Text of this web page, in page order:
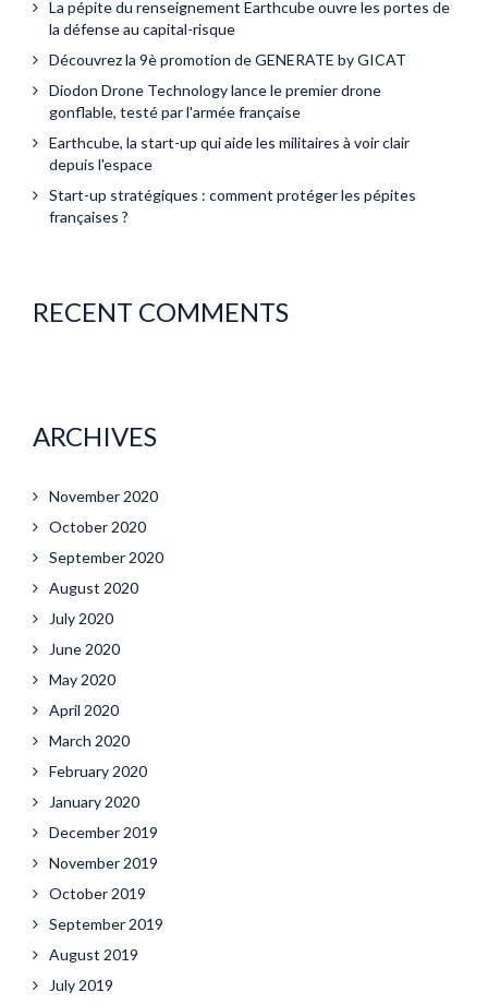
La pépite du renseignement Earthcube ouvre les portes de
la défense au capital-risque
Découvrez la 9è promotion de GENERATE by GICAT
Diodon Drone Technology lance le premier drone
gonflable, testé par l'armée française
Earthcube, la start-up qui aide les militaires à voir clair
depuis l'espace
Start-up stratégiques : comment protéger les pépites
françaises ?
RECENT COMMENTS
ARCHIVES
November 2020
October 2020
September 2020
August 2020
July 2020
June 2020
May 2020
April 2020
March 2020
February 2020
January 2020
December 2019
November 2019
October 2019
September 2019
August 2019
July 2019